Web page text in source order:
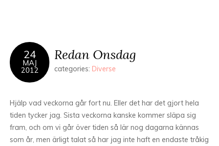
24
MAJ
2012
Redan Onsdag
categories: Diverse
Hjälp vad veckorna går fort nu. Eller det har det gjort hela
tiden tycker jag. Sista veckorna kanske kommer släpa sig
fram, och om vi går över tiden så lär nog dagarna kännas
som år, men ärligt talat så har jag inte haft en endaste tråkig